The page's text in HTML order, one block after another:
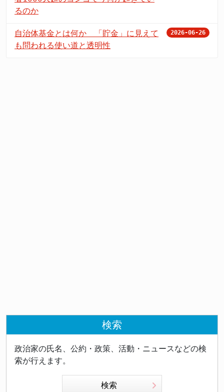
るのか
自治体基金とは何か 「貯金」に見えて
も問われる使い道と透明性
2026-06-26
検索
政治家の氏名、公約・政策、活動・ニュースなどの検
索が行えます。
検索